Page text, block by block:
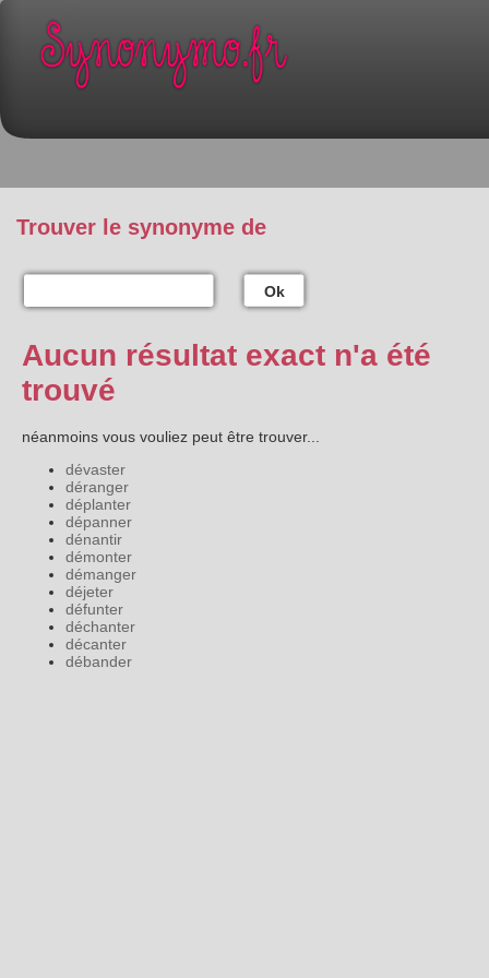
Trouver le synonyme de
Ok
Aucun résultat exact n'a été
trouvé
néanmoins vous vouliez peut être trouver...
dévaster
déranger
déplanter
dépanner
dénantir
démonter
démanger
déjeter
défunter
déchanter
décanter
débander